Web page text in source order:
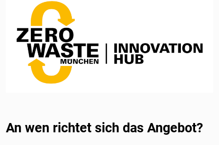
An wen richtet sich das Angebot?